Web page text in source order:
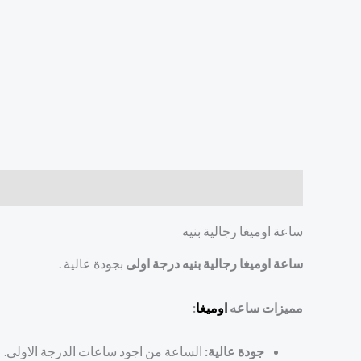
ساعة اوميغا رجالية بنيه
ساعة اوميغا رجالية بنيه درجة اولى بجودة عالية .
مميزات ساعه اوميغا:
جودة عالية: الساعة من اجود ساعات الدرجة الاولى.